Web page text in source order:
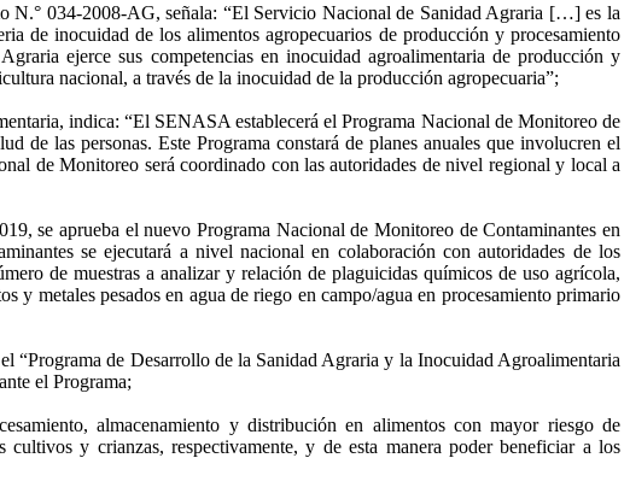
N.° 034-2008-AG, señala: “El Servicio Nacional de Sanidad Agraria […] es la
de inocuidad de los alimentos agropecuarios de producción y procesamiento
ejerce sus competencias en inocuidad agroalimentaria de producción y
nacional, a través de la inocuidad de la producción agropecuaria”;
indica: “El SENASA establecerá el Programa Nacional de Monitoreo de
de las personas. Este Programa constará de planes anuales que involucren el
de Monitoreo será coordinado con las autoridades de nivel regional y local a
se aprueba el nuevo Programa Nacional de Monitoreo de Contaminantes en
se ejecutará a nivel nacional en colaboración con autoridades de los
de muestras a analizar y relación de plaguicidas químicos de uso agrícola,
y metales pesados en agua de riego en campo/agua en procesamiento primario
de Desarrollo de la Sanidad Agraria y la Inocuidad Agroalimentaria
el Programa;
almacenamiento y distribución en alimentos con mayor riesgo de
y crianzas, respectivamente, y de esta manera poder beneficiar a los